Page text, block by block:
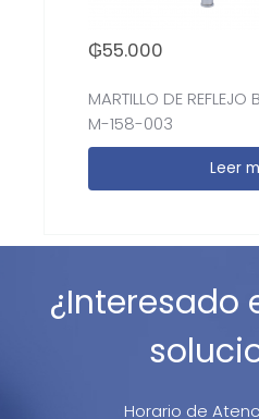
₲55.000
MARTILLO DE
M-158-003
Leer
¿Interesado
Horario de